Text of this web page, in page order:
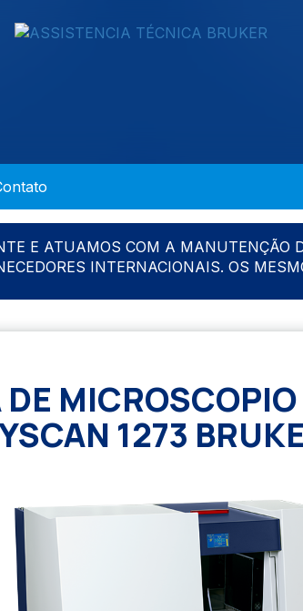
E ATUAMOS COM A MANUTENÇÃO
INTERNACIONAIS. OS
1273